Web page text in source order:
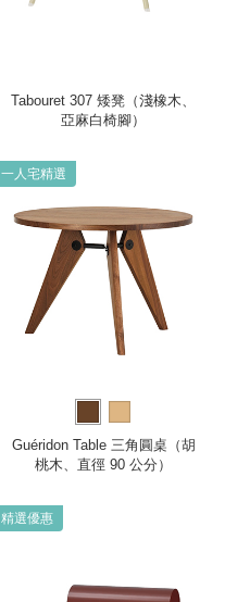
Tabouret 307 矮凳（淺橡木、
亞麻白椅腳）
一人宅精選
Guéridon Table 三角圓桌（胡
桃木、直徑 90 公分）
精選優惠